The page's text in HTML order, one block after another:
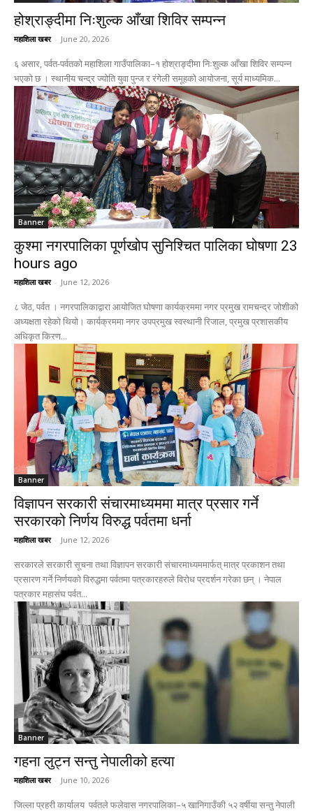
होश्राङ्दीमा निःशुल्क आँखा शिविर सम्पन्न
महाशिला खबर - June 20, 2026
६ असार, पर्वत-पर्वतको महाशिला गाउँपालिका–१ होश्राङ्दीमा निःशुल्क आँखा शिविर सम्पन्न
भएको छ । स्थानीय चन्द्र ज्योति युवा पुन्ज र रंगेली समूहको आयोजना, सूर्य माध्यमिक...
Banner
कुश्मा नगरपालिका पूर्णखोप सुनिश्चित पालिका घोषणा 23
hours ago
महाशिला खबर - June 12, 2026
८ जेठ, पर्वत । नगरपालिकाद्वारा आयोजित घोषणा कार्यक्रममा नगर प्रमुख रामचन्द्र जोशीको
अध्यक्षता रहेको थियो। कार्यक्रममा नगर उपप्रमुख स्वस्थानी रिजाल, प्रमुख प्रशासकीय
अधिकृत किरण...
Banner
विज्ञापन सरकारी संचारमाध्यममा मात्र प्रसार गर्ने
सरकारको निर्णय विरुद्ध पर्वतमा धर्ना
महाशिला खबर - June 12, 2026
सरकारले सरकारी सूचना तथा विज्ञापन सरकारी संचारमाध्यममार्फत् मात्र प्रकाशन तथा
प्रसारण गर्ने निर्णयको विरुद्धमा पर्वतमा पत्रकारहरुले विरोध प्रदर्शन गरेका छन् । नेपाल
पत्रकार महासंघ पर्वत...
Banner
गहना लुट्न सन्तु नेपालीको हत्या
महाशिला खबर - June 10, 2026
जिल्ला प्रहरी कार्यालय पर्वतले फलेवास नगरपालिका–५ खानिगाउँकी ५२ वर्षीया सन्तु नेपाली